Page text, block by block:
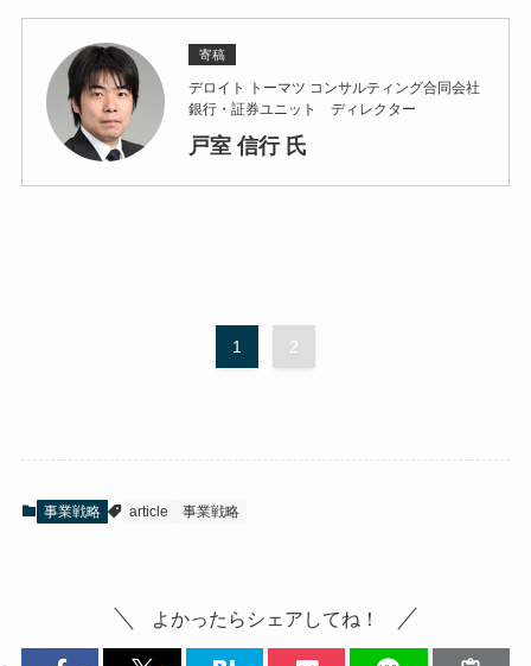
寄稿
デロイト トーマツ コンサルティング合同会社
銀行・証券ユニット ディレクター
戸室 信行 氏
1 2
事業戦略 article 事業戦略
よかったらシェアしてね！